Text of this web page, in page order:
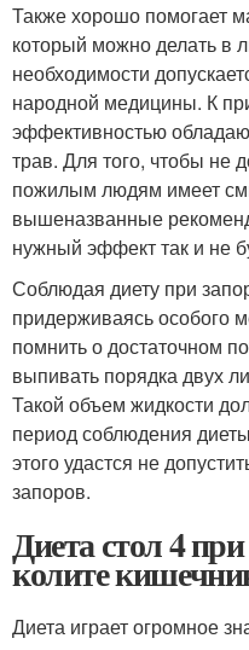
Также хорошо помогает
который можно делать в
необходимости
народной медицины. К
эффективностью
трав. Для того, чтобы не
пожилым людям имеет
вышеназванные
нужный эффект так и не
Соблюдая диету при
придерживаясь особого
помнить о достаточном
выпивать порядка двух
Такой объем жидкости
период соблюдения
этого удастся не
запоров.
Диета стол 4
колите
Диета играет огромное